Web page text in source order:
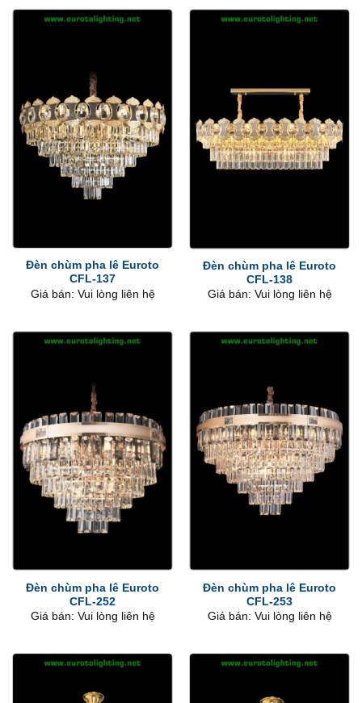
Đèn chùm pha lê Euroto
CFL-137
Giá bán: Vui lòng liên hệ
Đèn chùm pha lê Euroto
CFL-138
Giá bán: Vui lòng liên hệ
Đèn chùm pha lê Euroto
CFL-252
Giá bán: Vui lòng liên hệ
Đèn chùm pha lê Euroto
CFL-253
Giá bán: Vui lòng liên hệ